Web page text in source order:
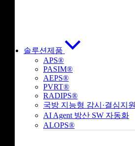
솔루션제품
APS®
PASIM®
AEPS®
PVRT®
RADIPS®
국방 지능형 감시·결심지원
AI Agent 방산 SW 자동화
ALOPS®